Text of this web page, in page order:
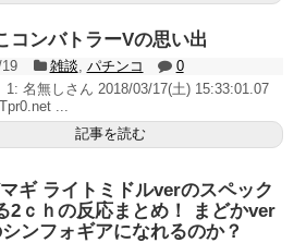
コンバトラーVの思い出
雑談 パチンコ
0
1: 名無しさん 2018/03/17(土) 15:33:01.07
...
記事を読む
ギ ライトミドルverのスペック
2ｃｈの反応まとめ！ まどかver
ンフォギアになれるのか？